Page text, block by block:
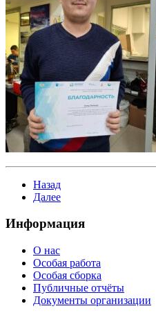
Назад
Далее
Информация
О нас
Особая работа
Особая сборка
Публичные отчёты
Документы организации